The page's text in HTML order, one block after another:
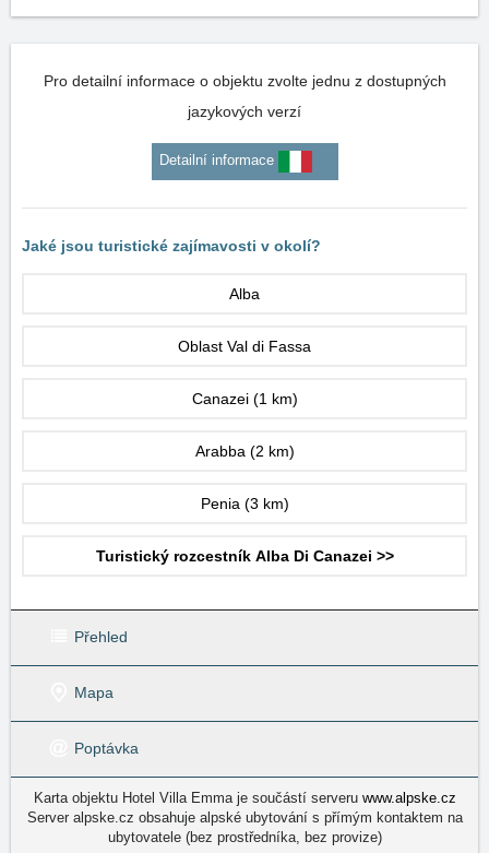
Pro detailní informace o objektu zvolte jednu z dostupných
jazykových verzí
Detailní informace
Jaké jsou turistické zajímavosti v okolí?
Alba
Oblast Val di Fassa
Canazei (1 km)
Arabba (2 km)
Penia (3 km)
Turistický rozcestník Alba Di Canazei >>
Přehled
Mapa
Poptávka
Karta objektu Hotel Villa Emma je součástí serveru www.alpske.cz
Server alpske.cz obsahuje alpské ubytování s přímým kontaktem na
ubytovatele (bez prostředníka, bez provize)